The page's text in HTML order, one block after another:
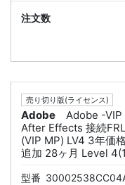
売り切り版(ライセンス)
Adobe
Adobe -VIP
After Effects 接続
(VIP MP) LV4 3年価
追加 28ヶ月 Level
型番